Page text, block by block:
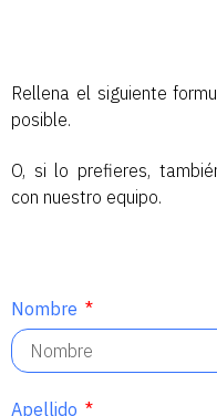
Rellena el siguiente
posible.
O, si lo prefieres,
con nuestro equipo.
Nombre
Apellido